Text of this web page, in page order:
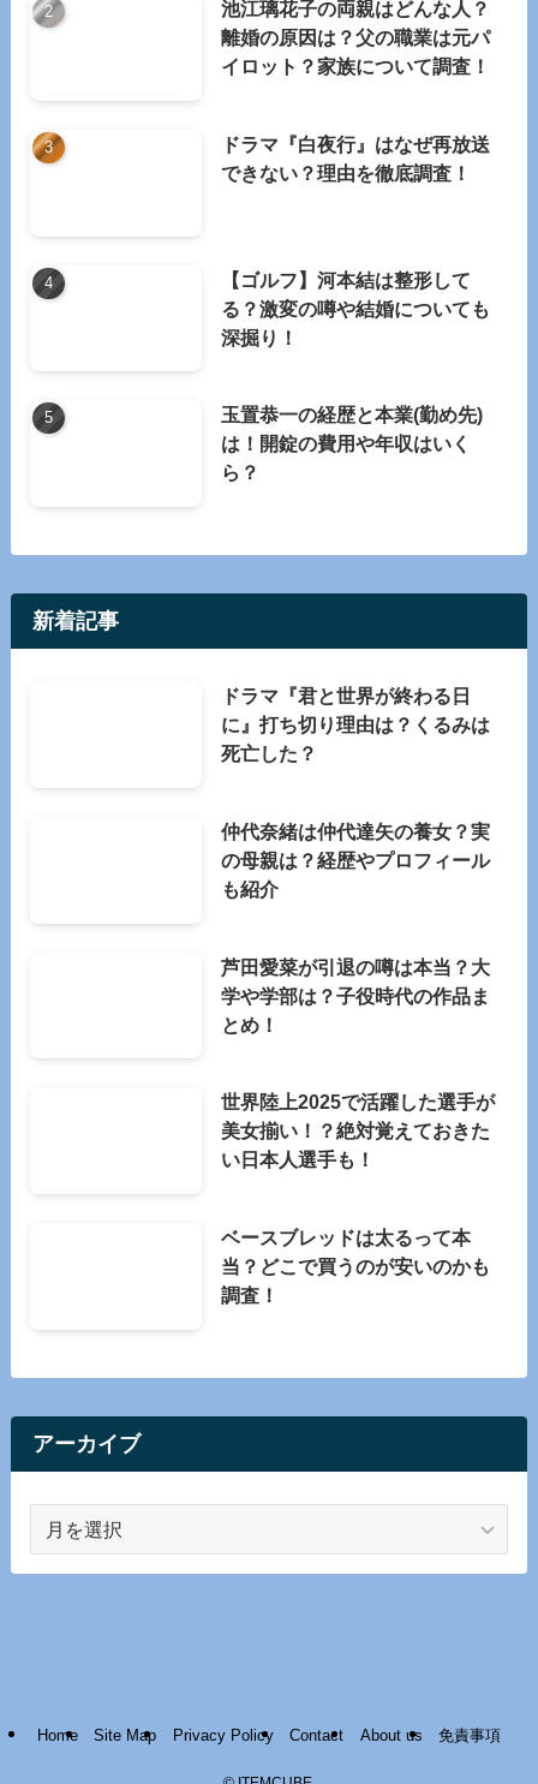
池江璃花子の両親はどんな人？
離婚の原因は？父の職業は元パ
イロット？家族について調査！
ドラマ『白夜行』はなぜ再放送
できない？理由を徹底調査！
【ゴルフ】河本結は整形して
る？激変の噂や結婚についても
深掘り！
玉置恭一の経歴と本業(勤め先)
は！開錠の費用や年収はいく
ら？
新着記事
ドラマ『君と世界が終わる日
に』打ち切り理由は？くるみは
死亡した？
仲代奈緒は仲代達矢の養女？実
の母親は？経歴やプロフィール
も紹介
芦田愛菜が引退の噂は本当？大
学や学部は？子役時代の作品ま
とめ！
世界陸上2025で活躍した選手が
美女揃い！？絶対覚えておきた
い日本人選手も！
ベースブレッドは太るって本
当？どこで買うのが安いのかも
調査！
アーカイブ
カ
Home Site Map Privacy Policy Contact About us 免責事項